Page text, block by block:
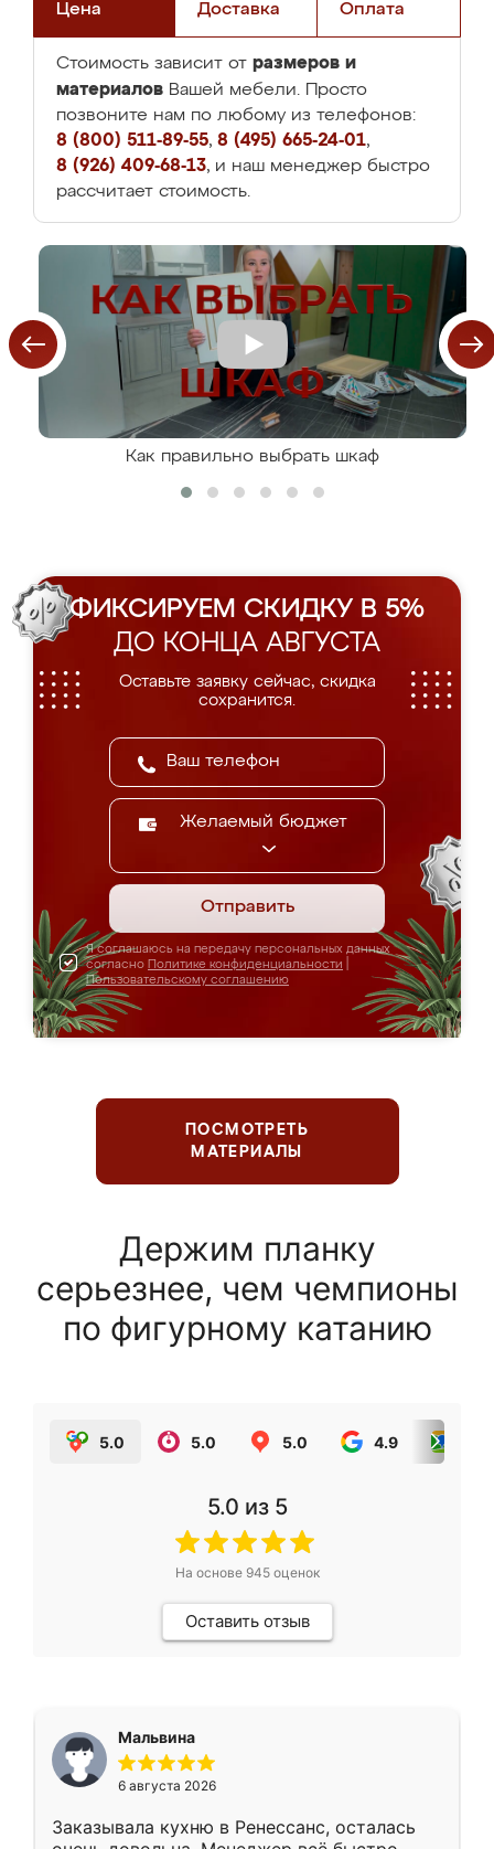
Цена Доставка Оплата
Стоимость зависит от размеров и
материалов Вашей мебели. Просто
позвоните нам по любому из телефонов:
8 (800) 511-89-55, 8 (495) 665-24-01,
8 (926) 409-68-13, и наш менеджер быстро
рассчитает стоимость.
Как правильно выбрать шкаф
ФИКСИРУЕМ СКИДКУ В 5%
ДО КОНЦА АВГУСТА
Оставьте заявку сейчас, скидка
сохранится.
Желаемый бюджет
Отправить
Я соглашаюсь на передачу персональных данных
согласно Политике конфиденциальности
Пользовательскому соглашению
ПОСМОТРЕТЬ
МАТЕРИАЛЫ
Держим планку
серьезнее, чем чемпионы
по фигурному катанию
5.0 5.0 5.0 4.9
5.0 из 5
На основе 945оценок
Оставить отзыв
Мальвина
6 августа 2026
Заказывала кухню в Ренессанс, осталась